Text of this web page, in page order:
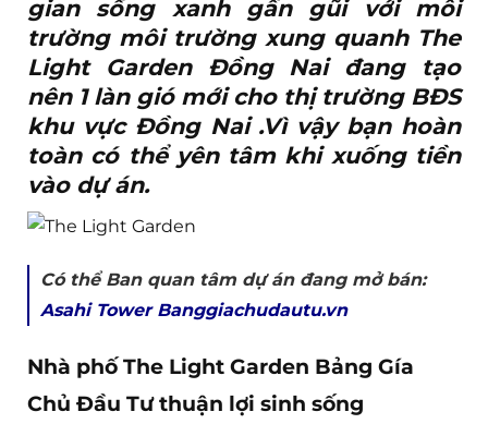
gian sống xanh gần gũi với môi
trường môi trường xung quanh The
Light Garden Đồng Nai đang tạo
nên 1 làn gió mới cho thị trường BĐS
khu vực Đồng Nai .Vì vậy bạn hoàn
toàn có thể yên tâm khi xuống tiền
vào dự án.
Có thể Ban quan tâm dự án đang mở bán:
Asahi Tower Banggiachudautu.vn
Nhà phố The Light Garden Bảng Gía
Chủ Đầu Tư thuận lợi sinh sống